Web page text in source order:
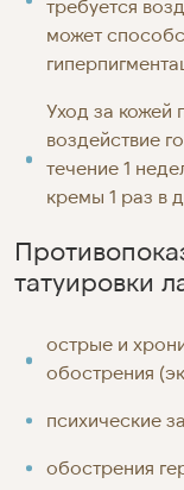
требуется
может
Уход за кожей
воздействие
течение 1
кремы 1 раз в
татуировки
острые и
обострения
психические
обострения